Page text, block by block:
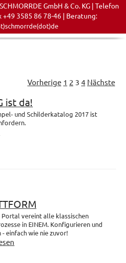
GmbH & Co. KG | Telefon
+49 3585 86 78-46 | Beratung:
Vorherige 1 2 3 4 Nächste
ist da!
und Schilderkatalog 2017 ist
Portal vereint alle klassischen
in EINEM. Konfigurieren und
- einfach wie nie zuvor!